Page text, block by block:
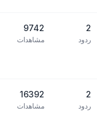
2
ردود
9742
مشاهدات
2
ردود
16392
مشاهدات